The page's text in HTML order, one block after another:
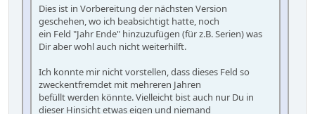
Dies ist in Vorbereitung der nächsten Version
geschehen, wo ich beabsichtigt hatte, noch
ein Feld "Jahr Ende" hinzuzufügen (für z.B. Serien) was
Dir aber wohl auch nicht weiterhilft.
Ich konnte mir nicht vorstellen, dass dieses Feld so
zweckentfremdet mit mehreren Jahren
befüllt werden könnte. Vielleicht bist auch nur Du in
dieser Hinsicht etwas eigen und niemand